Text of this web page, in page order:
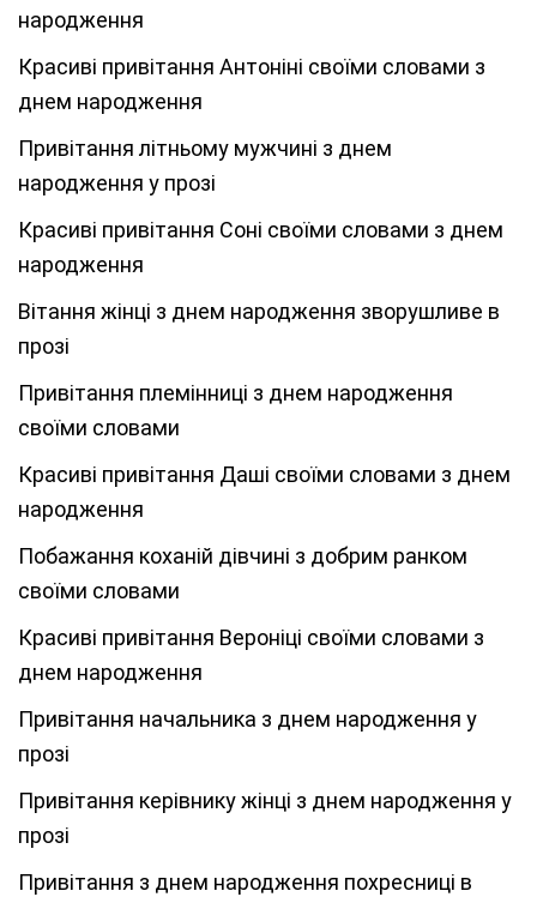
народження
Красиві привітання Антоніні своїми словами з
днем народження
Привітання літньому мужчині з днем
народження у прозі
Красиві привітання Соні своїми словами з днем
народження
Вітання жінці з днем народження зворушливе в
прозі
Привітання племінниці з днем народження
своїми словами
Красиві привітання Даші своїми словами з днем
народження
Побажання коханій дівчині з добрим ранком
своїми словами
Красиві привітання Вероніці своїми словами з
днем народження
Привітання начальника з днем народження у
прозі
Привітання керівнику жінці з днем народження у
прозі
Привітання з днем народження похресниці в